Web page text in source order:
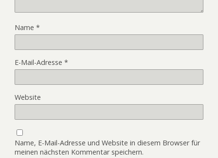
Name *
E-Mail-Adresse *
Website
Name, E-Mail-Adresse und Website in diesem Browser für
meinen nächsten Kommentar speichern.